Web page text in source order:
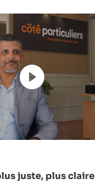
juste, plus claire